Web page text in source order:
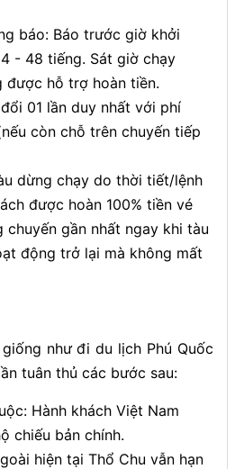
báo: Báo trước giờ khởi
- 48 tiếng. Sát giờ chạy
được hỗ trợ hoàn tiền.
01 lần duy nhất với phí
còn chỗ trên chuyến tiếp
dừng chạy do thời tiết/lệnh
được hoàn 100% tiền vé
chuyến gần nhất ngay khi tàu
động trở lại mà không mất
như đi du lịch Phú Quốc
tuân thủ các bước sau:
Hành khách Việt Nam
chiếu bản chính.
hiện tại Thổ Chu vẫn hạn